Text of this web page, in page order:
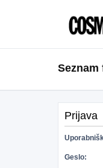
Prijava
Geslo: